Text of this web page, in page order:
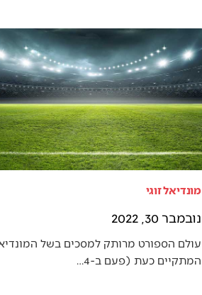
מונדיאל זוגי
נובמבר 30, 2022
עולם הספורט מרותק למסכים בשל
המתקיים כעת (פעם ב-4…